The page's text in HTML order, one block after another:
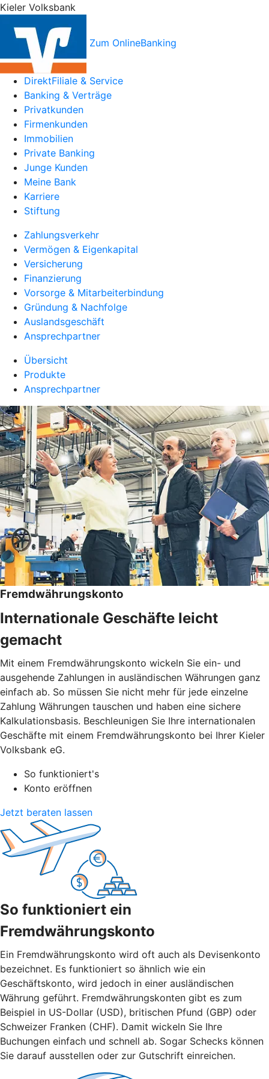
Kieler Volksbank
Zum OnlineBanking
DirektFiliale & Service
Banking & Verträge
Privatkunden
Firmenkunden
Immobilien
Private Banking
Junge Kunden
Meine Bank
Karriere
Stiftung
Zahlungsverkehr
Vermögen & Eigenkapital
Versicherung
Finanzierung
Vorsorge & Mitarbeiterbindung
Gründung & Nachfolge
Auslandsgeschäft
Ansprechpartner
Übersicht
Produkte
Ansprechpartner
Fremdwährungskonto
Internationale Geschäfte leicht
gemacht
Mit einem Fremdwährungskonto wickeln Sie ein- und
ausgehende Zahlungen in ausländischen Währungen ganz
einfach ab. So müssen Sie nicht mehr für jede einzelne
Zahlung Währungen tauschen und haben eine sichere
Kalkulationsbasis. Beschleunigen Sie Ihre internationalen
Geschäfte mit einem Fremdwährungskonto bei Ihrer Kieler
Volksbank eG.
So funktioniert's
Konto eröffnen
Jetzt beraten lassen
So funktioniert ein
Fremdwährungskonto
Ein Fremdwährungskonto wird oft auch als Devisenkonto
bezeichnet. Es funktioniert so ähnlich wie ein
Geschäftskonto, wird jedoch in einer ausländischen
Währung geführt. Fremdwährungskonten gibt es zum
Beispiel in US-Dollar (USD), britischen Pfund (GBP) oder
Schweizer Franken (CHF). Damit wickeln Sie Ihre
Buchungen einfach und schnell ab. Sogar Schecks können
Sie darauf ausstellen oder zur Gutschrift einreichen.